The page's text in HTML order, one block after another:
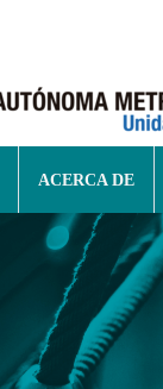
ACERCA DE